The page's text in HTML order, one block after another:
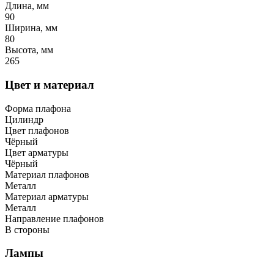
Длина, мм
90
Ширина, мм
80
Высота, мм
265
Цвет и материал
Форма плафона
Цилиндр
Цвет плафонов
Чёрный
Цвет арматуры
Чёрный
Материал плафонов
Металл
Материал арматуры
Металл
Направление плафонов
В стороны
Лампы